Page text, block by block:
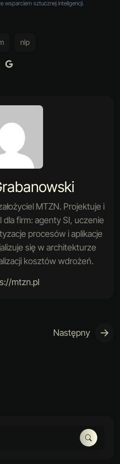
wsparciem sztucznej inteligencji.
nlp
MTZN. Projektuje i
dla firm: agenty SI, uczenie
procesów i aplikacje
się w architekturze
kosztów wdrożeń.
mtzn.pl
Następny